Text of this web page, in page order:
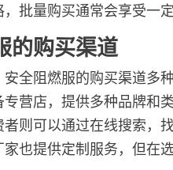
，批量购买通常会享受一定
的购买渠道
安全阻燃服的购买渠道多
专营店，提供多种品牌和
者则可以通过在线搜索，
家也提供定制服务，但在